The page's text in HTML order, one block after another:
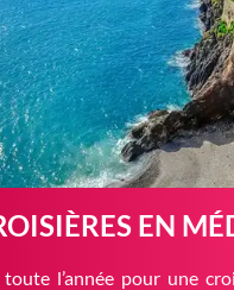
EN
toute l’année pour une